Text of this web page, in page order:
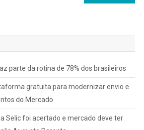
parte da rotina de 78% dos brasileiros
gratuita para modernizar envio e
do Mercado
Selic foi acertado e mercado deve ter